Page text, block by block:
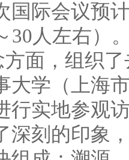
国际会议预
30人左右）
面，组织了
大学（上海
行实地参观
深刻的印象